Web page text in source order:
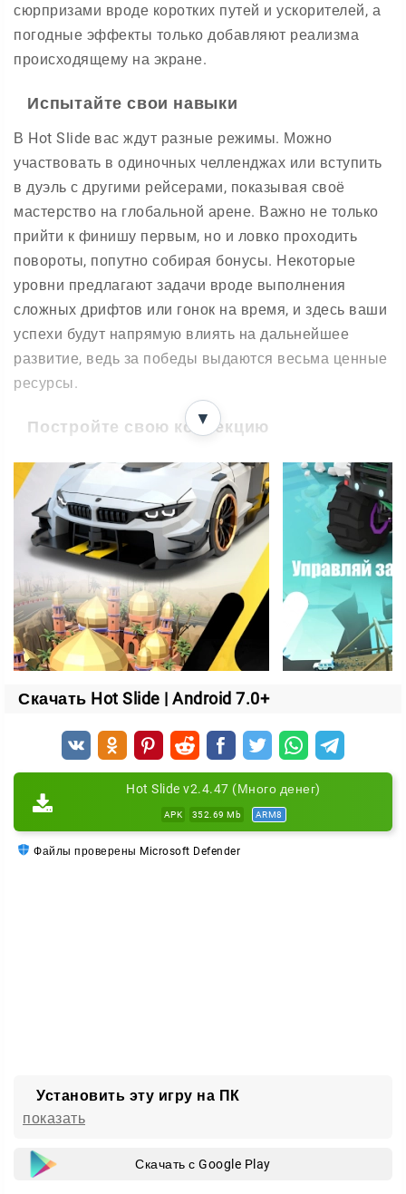
сюрпризами вроде коротких путей и ускорителей, а
погодные эффекты только добавляют реализма
происходящему на экране.
Испытайте свои навыки
В Hot Slide вас ждут разные режимы. Можно
участвовать в одиночных челленджах или вступить
в дуэль с другими рейсерами, показывая своё
мастерство на глобальной арене. Важно не только
прийти к финишу первым, но и ловко проходить
повороты, попутно собирая бонусы. Некоторые
уровни предлагают задачи вроде выполнения
сложных дрифтов или гонок на время, и здесь ваши
успехи будут напрямую влиять на дальнейшее
развитие, ведь за победы выдаются весьма ценные
ресурсы.
Постройте свою коллекцию
Собирайте автомобили, улучшайте их основные
характеристики и делайте их идеальными для
последующих гонок. В игре доступно более 60 авто,
и каждый из них можно подвергнуть масштабной
модернизации. А для любителей уникальности
предусмотрены возможности кастомизации,
включая перекраску кузова и установку новых
обвесов.
Система RacerPass позволяет не только быстрее
открывать новые машины, но и получать полезные
свою коллекцию, пробуйте разные тактики и
уверенно двигайтесь к вершине рейтинга!
▼
Скачать Hot Slide | Android 7.0+
Hot Slide v2.4.47 (Много денег)
APK 352.69 Mb ARM8
Файлы проверены Microsoft Defender
Установить эту игру на ПК
показать
Скачать с Google Play